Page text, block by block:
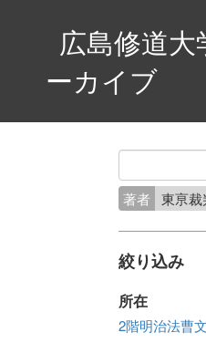
広島修道
ーカイブ
著者 東亰
絞り込み
所在
2階明治法曹